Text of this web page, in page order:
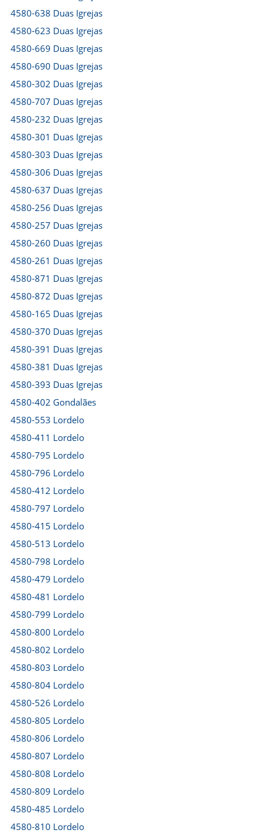
4580-638 Duas Igrejas
4580-623 Duas Igrejas
4580-669 Duas Igrejas
4580-690 Duas Igrejas
4580-302 Duas Igrejas
4580-707 Duas Igrejas
4580-232 Duas Igrejas
4580-301 Duas Igrejas
4580-303 Duas Igrejas
4580-306 Duas Igrejas
4580-637 Duas Igrejas
4580-256 Duas Igrejas
4580-257 Duas Igrejas
4580-260 Duas Igrejas
4580-261 Duas Igrejas
4580-871 Duas Igrejas
4580-872 Duas Igrejas
4580-165 Duas Igrejas
4580-370 Duas Igrejas
4580-391 Duas Igrejas
4580-381 Duas Igrejas
4580-393 Duas Igrejas
4580-402 Gondalães
4580-553 Lordelo
4580-411 Lordelo
4580-795 Lordelo
4580-796 Lordelo
4580-412 Lordelo
4580-797 Lordelo
4580-415 Lordelo
4580-513 Lordelo
4580-798 Lordelo
4580-479 Lordelo
4580-481 Lordelo
4580-799 Lordelo
4580-800 Lordelo
4580-802 Lordelo
4580-803 Lordelo
4580-804 Lordelo
4580-526 Lordelo
4580-805 Lordelo
4580-806 Lordelo
4580-807 Lordelo
4580-808 Lordelo
4580-809 Lordelo
4580-485 Lordelo
4580-810 Lordelo